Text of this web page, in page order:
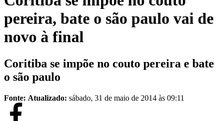
pereira, bate o são paulo vai de
novo à final
Coritiba se impõe no couto pereira e bate
o são paulo
Fonte: Atualizado: sábado, 31 de maio de 2014 às 09:11